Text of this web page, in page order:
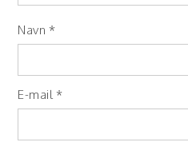
Navn *
E-mail *